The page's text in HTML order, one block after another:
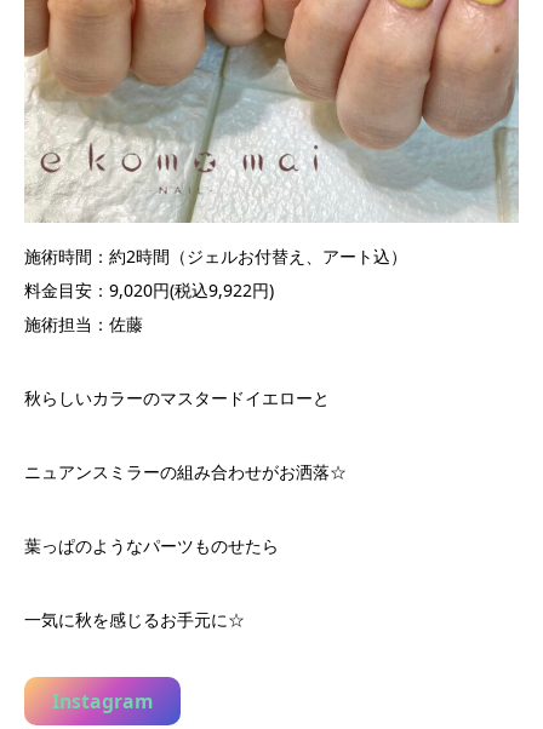
施術時間：約2時間（ジェルお付替え、アート込）
料金目安：9,020円(税込9,922円)
施術担当：佐藤
秋らしいカラーのマスタードイエローと
ニュアンスミラーの組み合わせがお洒落☆
葉っぱのようなパーツものせたら
一気に秋を感じるお手元に☆
Instagram